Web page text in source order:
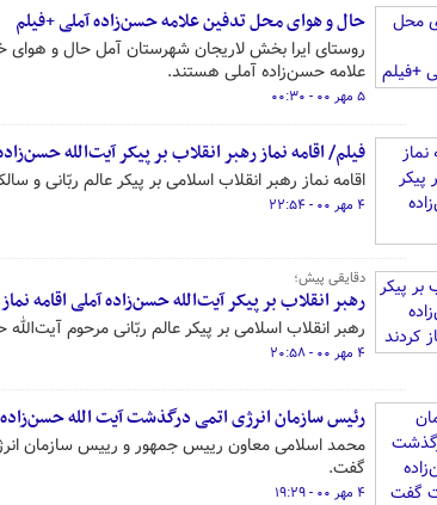
حال و هوای محل تدفین علامه حسن‌زاده آملی +فیلم
روستای ایرا بخش لاریجان شهرستان آمل حال و هوای
علامه حسن‌زاده آملی هستند.
۵ مهر ۰۰ - ۰۰:۳۰
فیلم/ اقامه نماز رهبر انقلاب بر پیکر آیت‌الله
اقامه نماز رهبر انقلاب اسلامی بر پیکر عالم ربّانی و
۴ مهر ۰۰ - ۲۲:۵۴
دقایقی پیش؛
رهبر انقلاب بر پیکر آیت‌الله حسن‌زاده آملی اقامه
رهبر انقلاب اسلامی بر پیکر عالم ربّانی مرحوم
۴ مهر ۰۰ - ۲۰:۵۸
رئیس سازمان انرژی اتمی درگذشت آیت الله
محمد اسلامی معاون رییس جمهور و رییس سازمان
گفت.
۴ مهر ۰۰ - ۱۹:۲۹